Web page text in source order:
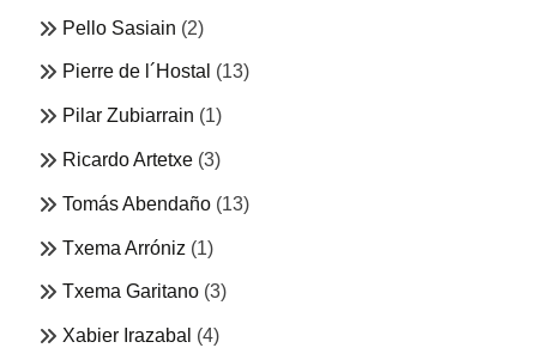
Pello Sasiain (2)
Pierre de l´Hostal (13)
Pilar Zubiarrain (1)
Ricardo Artetxe (3)
Tomás Abendaño (13)
Txema Arróniz (1)
Txema Garitano (3)
Xabier Irazabal (4)